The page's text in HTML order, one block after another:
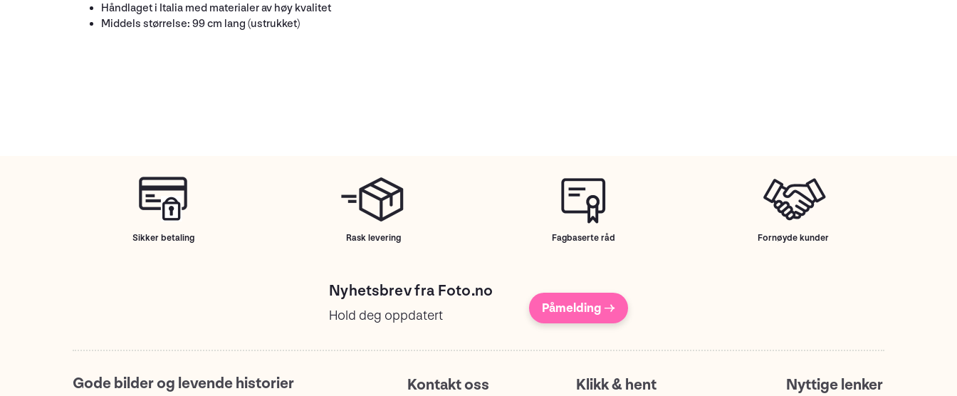
Håndlaget i Italia med materialer av høy kvalitet
Middels størrelse: 99 cm lang (ustrukket)
Sikker betaling Rask levering Fagbaserte råd Fornøyde kunder
Nyhetsbrev fra Foto.no
Hold deg oppdatert Påmelding →
Gode bilder og levende historier Kontakt oss Klikk & hent Nyttige lenker